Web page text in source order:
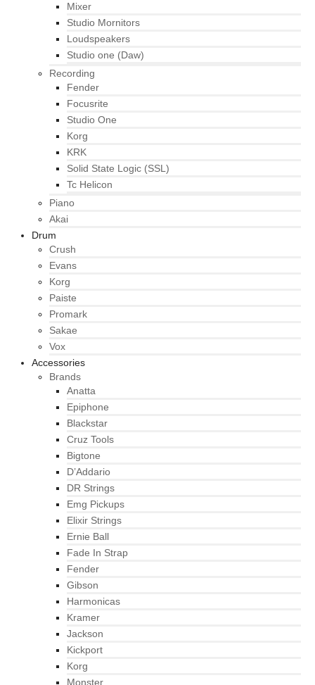
Mixer
Studio Mornitors
Loudspeakers
Studio one (Daw)
Recording
Fender
Focusrite
Studio One
Korg
KRK
Solid State Logic (SSL)
Tc Helicon
Piano
Akai
Drum
Crush
Evans
Korg
Paiste
Promark
Sakae
Vox
Accessories
Brands
Anatta
Epiphone
Blackstar
Cruz Tools
Bigtone
D’Addario
DR Strings
Emg Pickups
Elixir Strings
Ernie Ball
Fade In Strap
Fender
Gibson
Harmonicas
Kramer
Jackson
Kickport
Korg
Monster